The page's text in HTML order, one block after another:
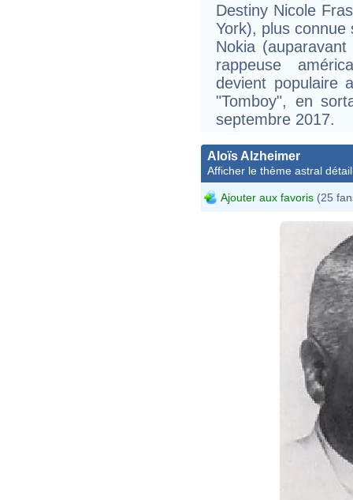
Destiny Nicole
York), plus
Nokia
rappeuse
devient populaire
"Tomboy", en
septembre 2017.
Aloïs Alzheimer
Afficher le thème astral
Ajouter aux favoris (25